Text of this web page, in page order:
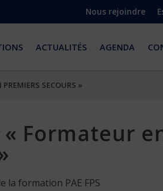
Nous rejoindre
ACTUALITÉS AGENDA
SECOURS »
« Formateur
la formation PAE FPS